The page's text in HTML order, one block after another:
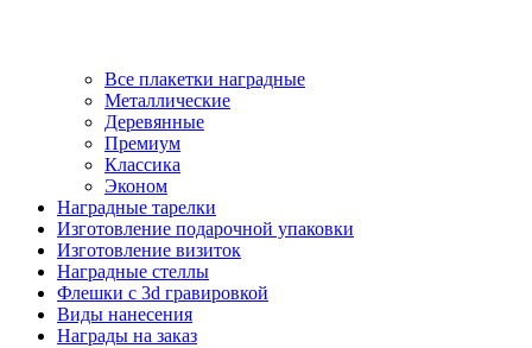
Все плакетки наградные
Металлические
Деревянные
Премиум
Классика
Эконом
Наградные тарелки
Изготовление подарочной упаковки
Изготовление визиток
Наградные стеллы
Флешки с 3d гравировкой
Виды нанесения
Награды на заказ